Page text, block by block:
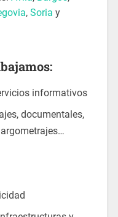
, Soria y
informativos
documentales,